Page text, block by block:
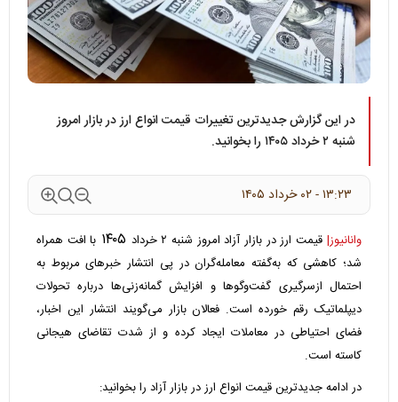
در این گزارش جدیدترین تغییرات قیمت انواع ارز در بازار امروز
شنبه ۲ خرداد ۱۴۰۵ را بخوانید.
۱۳:۲۳ - ۰۲ خرداد ۱۴۰۵
وانانیوز| قیمت ارز در بازار آزاد امروز شنبه ۲ خرداد
با افت همراه
شد؛ کاهشی که به‌گفته معامله‌گران در پی انتشار خبرهای مربوط به
احتمال ازسرگیری گفت‌وگوها و افزایش گمانه‌زنی‌ها درباره تحولات
دیپلماتیک رقم خورده است. فعالان بازار می‌گویند انتشار این اخبار،
فضای احتیاطی در معاملات ایجاد کرده و از شدت تقاضای هیجانی
کاسته است.
در ادامه جدیدترین قیمت انواع ارز در بازار آزاد را بخوانید: